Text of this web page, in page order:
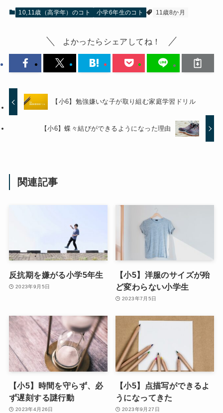
10,11歳（高学年）のコト 小学6年生のコト 11歳8か月
よかったらシェアしてね！
【小6】勉強嫌いな子が取り組む家庭学習ドリル
【小6】蝶々結びができるようになった理由
関連記事
反抗期を嫌がる小学5年生
2023年9月5日
【小5】洋服のサイズが殆
ど変わらない小学生
2023年7月5日
【小5】時間を守らず、必
ず遅刻する謎行動
2023年4月26日
【小5】点描写ができるよ
うになってきた
2023年9月27日